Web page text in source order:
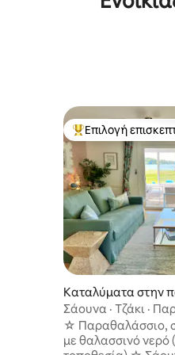
Κορυφαία επιλογή
Επιλογή
Καταλύματα στην
Σάουνα · Τζάκι ·
Κρεβάτια King size
σκύλοι
☆ Παραθαλάσσιο,
με θαλασσινό νερό